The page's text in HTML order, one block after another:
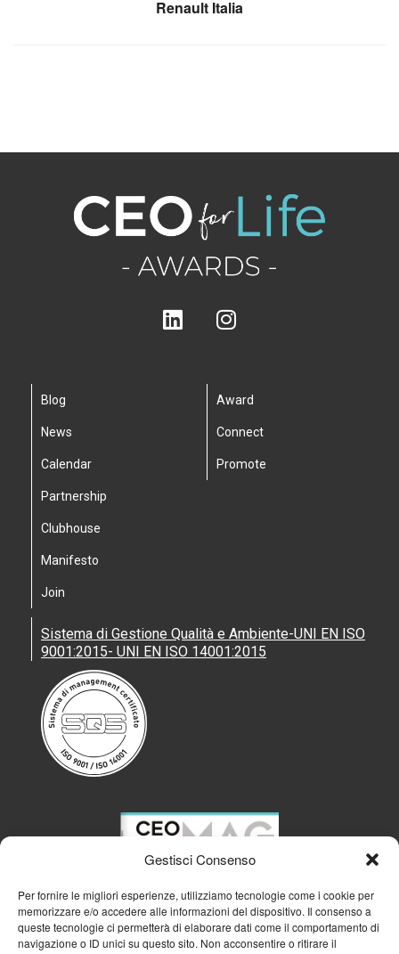
Gestisci Consenso
Per fornire le migliori esperienze, utilizziamo tecnologie come i cookie per
memorizzare e/o accedere alle informazioni del dispositivo. Il consenso a
queste tecnologie ci permetterà di elaborare dati come il comportamento di
navigazione o ID unici su questo sito. Non acconsentire o ritirare il
Renault Italia
Blog
News
Calendar
Partnership
Clubhouse
Manifesto
Join
Award
Connect
Promote
Sistema di Gestione Qualità e Ambiente-UNI EN ISO
9001:2015- UNI EN ISO 14001:2015